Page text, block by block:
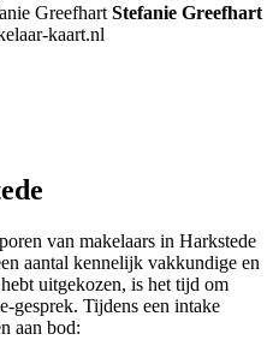
Stefanie Greefhart
kaart.nl
van makelaars in Harkstede
aantal kennelijk vakkundige en
uitgekozen, is het tijd om
gesprek. Tijdens een intake
aan bod: